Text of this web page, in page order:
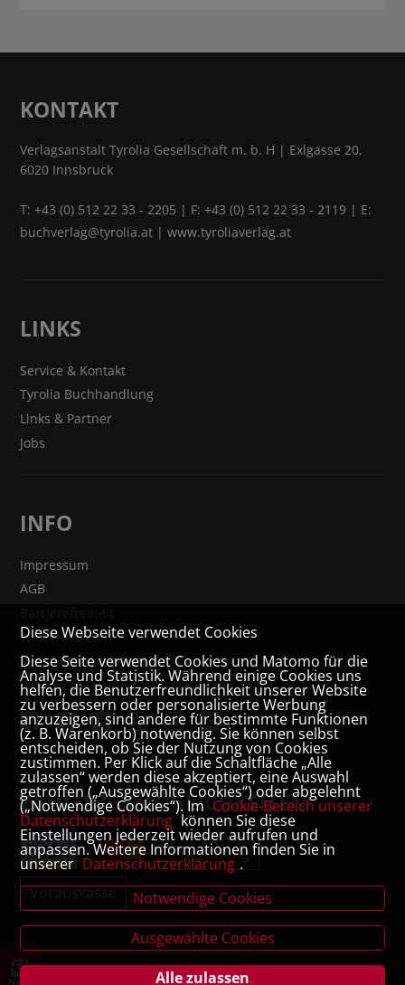
KONTAKT
Verlagsanstalt Tyrolia Gesellschaft m. b. H | Exlgasse 20,
6020 Innsbruck
T:+43 (0) 512 22 33 - 2205 | F: +43 (0) 512 22 33 - 2119 | E:
buchverlag@tyrolia.at |www.tyroliaverlag.at
LINKS
Service & Kontakt
Tyrolia Buchhandlung
Links & Partner
Jobs
INFO
Impressum
AGB
Widerrufsrecht
VERTRAG WIDERRUFEN
Datenschutz- und Cookieerklärung
ZAHLUNGSMÖGLICHKEITEN
Rechnung
Vorauskasse
Diese Webseite verwendet Cookies
Diese Seite verwendet Cookies und Matomo für die
Analyse und Statistik. Während einige Cookies uns
helfen, die Benutzerfreundlichkeit unserer Website
zu verbessern oder personalisierte Werbung
anzuzeigen, sind andere für bestimmte Funktionen
(z. B. Warenkorb) notwendig. Sie können selbst
entscheiden, ob Sie der Nutzung von Cookies
zustimmen. Per Klick auf die Schaltfläche „Alle
zulassen“ werden diese akzeptiert, eine Auswahl
getroffen („Ausgewählte Cookies“) oder abgelehnt
(„Notwendige Cookies“). Im Cookie-Bereich unserer
Datenschutzerklärung können Sie diese
Einstellungen jederzeit wieder aufrufen und
anpassen. Weitere Informationen finden Sie in
unserer Datenschutzerklärung .
Notwendige Cookies
Ausgewählte Cookies
Alle zulassen